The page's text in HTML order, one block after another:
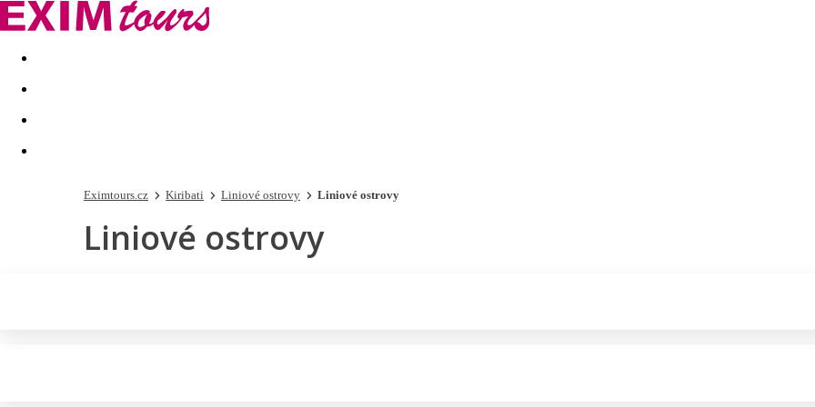
Akční nabídky Last minute
Eximtours.cz Kiribati Liniové ostrovy Liniové ostrovy
Liniové ostrovy